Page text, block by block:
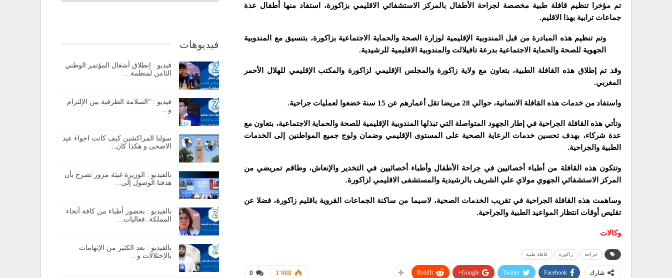
تم مؤخرا تنظيم قافلة طبية مخصصة لجراحة الأطفال بالمركز الاستشفائي الاقليمي بزاكورة، استفاد منها أطفال عدة
جماعات ترابية بهذا الاقليم.
وتم تنظيم هذه المبادرة من قبل المندوبية الإقليمية لوزارة الصحة والحماية الاجتماعية بزاكورة، بتنسيق مع المندوبية
الجهوية للصحة والحماية الاجتماعية بدرعة تافيلالت والمندوبية الاقليمية للرشيدية.
وقد تم إطلاق هذه القافلة الطبية، بتعاون مع ولاية زاكورة والمجلس الإقليمي لزاكورة والمكتب الإقليمي للهلال الأحمر
المغربي.
واستفاد من خدمات هذه القافلة الانسانية، حوالي 28 مريضا تقل أعمارهم عن 15 سنة خضعوا لعمليات جراحية.
وتأتي هذه القافلة الجراحية في إطار الجهود المتواصلة التي تبذلها المندوبية الإقليمية للصحة والحماية الاجتماعية، بتعاون مع
عدة شركاء، بهدف تحسين خدمات الرعاية الصحية على المستوى الإقليمي وضمان ولوج جميع المواطنين إلى الخدمات
الطبية والجراحية.
وتتكون هذه القافلة من أطباء أخصائيين في جراحة الأطفال وأطباء أخصائيين في التخدير والإنعاش، وطاقم تمريضي من
المركز الاستشفائي الجهوي مولاي علي الشريف بالرشيدية والمستشفى الاقليمي لزاكورة.
وساهمت هذه القافلة الجراحية في تقريب الخدمات الصحية، لاسيما من ساكنة الجماعات القروية باقليم زاكورة، فضلا عن
تقليص أوقات انتظار المواعيد الطبية والجراحية.
وكالات
جراحة زاكورة قافلة طبية
0 1٬488 شارك Facebook
Twitter
Google+
ReddIt
فيديوهات
فيديو : إنطلاق أشغال المؤتمر الوطني
الثامن لمنظمة…
فيديو : “السلامة الطرقية بين الإلتزام
و…
سولنا المراكشين كيف كانت اجواء عيد
الاضحى و هكذا كان…
بالفيديو : الوزيرة غيثة مزور تصرح بأن
هدفنا الوصول إلى…
بالفيديو : بحضور أطباء من كافة أنحاء
المملكة..فعاليات…
بالفيديو : بعد الكثير من الإتهامات
بالإختلالات و…